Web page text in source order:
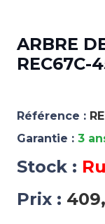
ARBRE
REC67C-
Référence :
Garantie : 3
Stock :
Prix :